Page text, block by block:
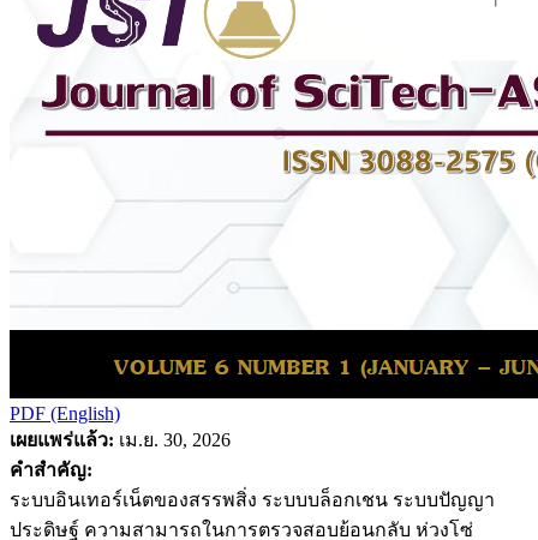
PDF (English)
เผยแพร่แล้ว: เม.ย. 30, 2026
คำสำคัญ:
ระบบอินเทอร์เน็ตของสรรพสิ่ง ระบบบล็อกเชน ระบบปัญญา
ประดิษฐ์ ความสามารถในการตรวจสอบย้อนกลับ ห่วงโซ่